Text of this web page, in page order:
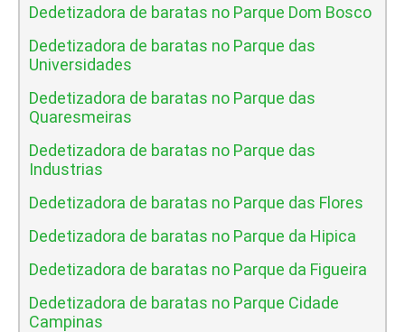
Dedetizadora de baratas no Parque Dom Bosco
Dedetizadora de baratas no Parque das
Universidades
Dedetizadora de baratas no Parque das
Quaresmeiras
Dedetizadora de baratas no Parque das
Industrias
Dedetizadora de baratas no Parque das Flores
Dedetizadora de baratas no Parque da Hipica
Dedetizadora de baratas no Parque da Figueira
Dedetizadora de baratas no Parque Cidade
Campinas